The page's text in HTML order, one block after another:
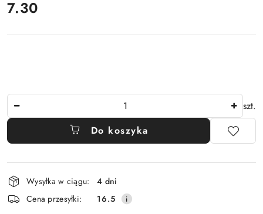
cena:
7.30
szt.
Do koszyka
Dostępność
i
dostawa
Wysyłka w ciągu:
4 dni
Cena przesyłki:
16.5